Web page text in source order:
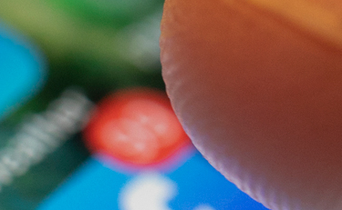
당원 투표 김민석 승리
㎜ '강한 비'[내일날씨]
꼈고, 많은 트로피 원해 아틀
역엔 호의주의보
명 돌파
담벼락 붕괴
정가 1.3억원
에 숨진 채 발견